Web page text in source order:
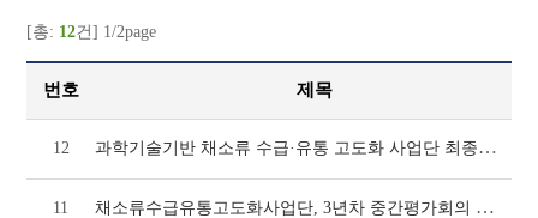
[총: 12건] 1/2page
번호 제목
12 과학기술기반 채소류 수급·유통 고도화 사업단 최종보고서
11 채소류수급유통고도화사업단, 3년차 중간평가회의 개최(621호)